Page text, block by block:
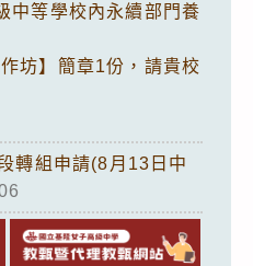
中等學校內永續部門養
坊】簡章1份，請貴校
轉組申請(8月13日中